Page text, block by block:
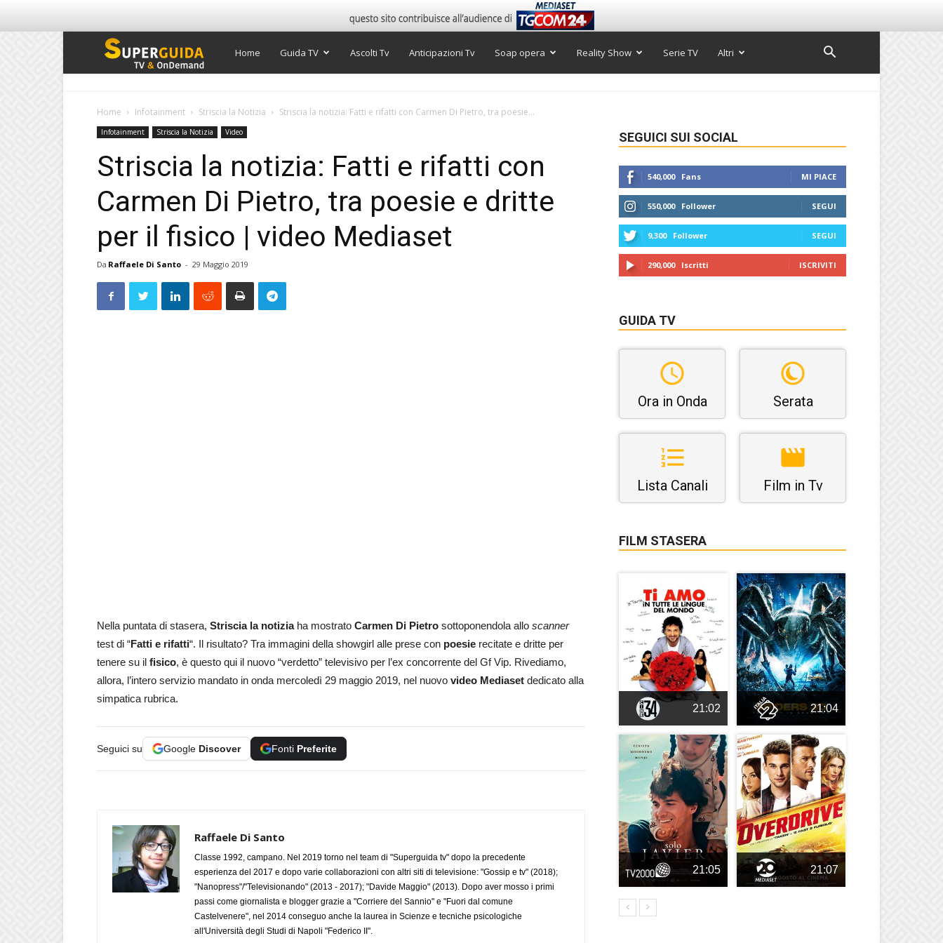
Super
TV
Home Guida TV Ascolti Tv Anticipazioni Tv Soap opera Reality Show Serie TV Altri
Home Infotainment Striscia la Notizia Striscia la notizia: Fatti e rifatti con Carmen Di Pietro, tra poesie...
Infotainment Striscia la Notizia Video
Striscia la notizia: Fatti e rifatti con
Carmen Di Pietro, tra poesie e dritte
per il fisico | video Mediaset
Da Raffaele Di Santo - 29 Maggio 2019
Nella puntata di stasera, Striscia la notiziaha mostrato Carmen Di Pietro sottoponendola allo scanner
test di “Fatti e rifatti“. Il risultato? Tra immagini della showgirl alle prese con poesie recitate e dritte per
tenere su il fisico, è questo qui il nuovo “verdetto” televisivo per l’ex concorrente del Gf Vip. Rivediamo,
allora, l’intero servizio mandato in onda mercoledì 29 maggio 2019, nel nuovo video Mediaset dedicato alla
simpatica rubrica.
Seguici su Google Discover Fonti Preferite
Raffaele Di Santo
Classe 1992, campano. Nel 2019 torno nel team di "Superguida tv" dopo la precedente
esperienza del 2017 e dopo varie collaborazioni con altri siti di televisione: "Gossip e tv" (2018);
"Nanopress"/"Televisionando" (2013 - 2017); "Davide Maggio" (2013). Dopo aver mosso i primi
passi come giornalista e blogger grazie a "Corriere del Sannio" e "Fuori dal comune
Castelvenere", nel 2014 conseguo anche la laurea in Scienze e tecniche psicologiche
all'Università degli Studi di Napoli "Federico II".
SEGUICI SUI SOCIAL
540,000 Fans MI PIACE
550,000 Follower SEGUI
9,300 Follower SEGUI
290,000 Iscritti ISCRIVITI
GUIDA TV
Ora in Onda Serata
Lista Canali Film in Tv
FILM STASERA
21:02 21:04
21:05 21:07